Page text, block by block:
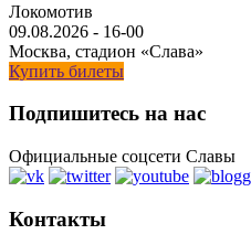
Локомотив
09.08.2026 - 16-00
Москва, стадион «Слава»
Купить билеты
Подпишитесь на нас
Официальные соцсети Славы
Контакты